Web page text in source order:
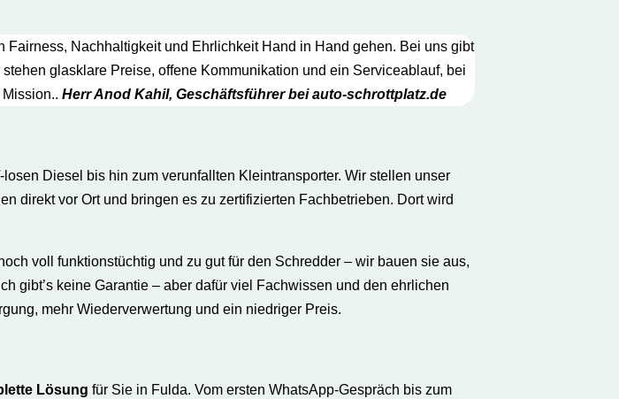
Nachhaltigkeit und Ehrlichkeit Hand in Hand gehen. Bei uns gibt
glasklare Preise, offene Kommunikation und ein Serviceablauf, bei
HerrAnod Kahil, Geschäftsführer bei auto-schrottplatz.de
losen Diesel bis hin zum verunfallten Kleintransporter. Wir stellen unser
direkt vor Ort und bringen es zu zertifizierten Fachbetrieben. Dort wird
voll funktionstüchtig und zu gut für den Schredder – wir bauen sie aus,
gibt’s keine Garantie – aber dafür viel Fachwissen und den ehrlichen
mehr Wiederverwertung und ein niedriger Preis.
Lösung für Sie in Fulda. Vom ersten WhatsApp-Gespräch bis zum